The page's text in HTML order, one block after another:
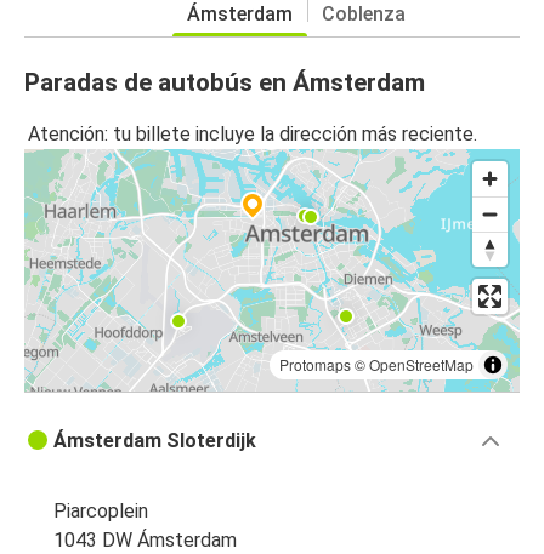
Ámsterdam Coblenza
Paradas de autobús en Ámsterdam
Atención: tu billete incluye la dirección más reciente.
Protomaps©OpenStreetMap
Ámsterdam Sloterdijk
Piarcoplein
1043 DW Ámsterdam